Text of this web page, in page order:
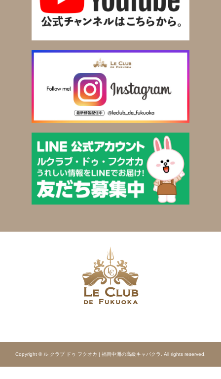
Copyright © ル クラブ ドゥ フクオカ | 福岡中洲の高級キャバクラ. All rights reserved.